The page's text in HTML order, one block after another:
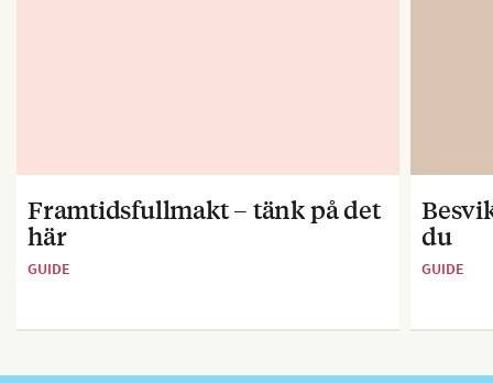
Framtidsfullmakt – tänk på det
här
GUIDE
du
GUIDE